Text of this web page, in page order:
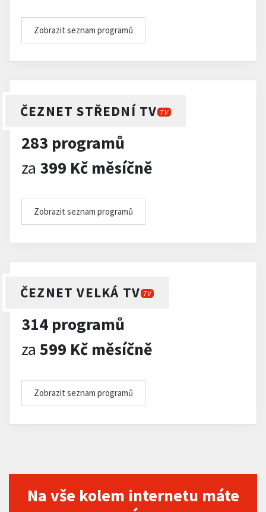
Zobrazit seznam programů
ČEZNET STŘEDNÍ TV TV
283 programů
za 399 Kč měsíčně
Zobrazit seznam programů
ČEZNET VELKÁ TV TV
314 programů
za 599 Kč měsíčně
Zobrazit seznam programů
Na vše kolem internetu máte